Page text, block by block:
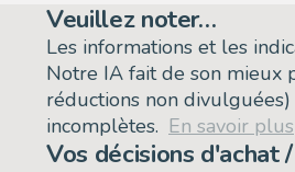
Veuillez noter…
Les informations et les
Notre IA fait de son mieux
réductions non
incomplètes. En savoir plus
Vos décisions d'achat